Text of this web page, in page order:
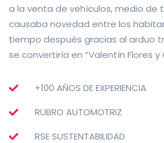
a la venta de vehículos, medio de
causaba novedad entre los
tiempo después gracias al arduo
se convertiría en “Valentín Flores y
+100 AÑOS DE EXPERIENCIA
RUBRO AUTOMOTRIZ
RSE SUSTENTABILIDAD